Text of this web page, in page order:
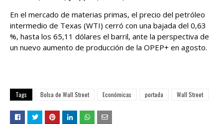
En el mercado de materias primas, el precio del petróleo
intermedio de Texas (WTI) cerró con una bajada del 0,63
%, hasta los 65,11 dólares el barril, ante la perspectiva de
un nuevo aumento de producción de la OPEP+ en agosto.
Tags Bolsa de Wall Street Económicas portada Wall Street